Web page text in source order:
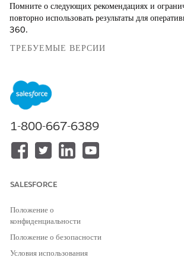
Помните о следующих рекомендациях и
повторно использовать результаты для
360.
ТРЕБУЕМЫЕ ВЕРСИИ
Доступно в версиях:
Unlimited Edition
При повторном использовании результатов
обновление» для результатов запроса.
при включении параметра результатов
использования запросы с литералами даты
функциями используются повторно во
Чтобы проверить повторное использование
1-800-667-6389
SALESFORCE
Положение о
конфиденциальности
Положение о безопасности
Условия использования